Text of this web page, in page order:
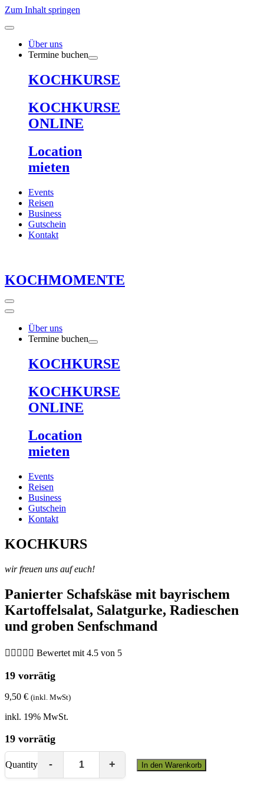
Zum Inhalt springen
Über uns
Termine buchen
KOCHKURSE
KOCHKURSE
ONLINE
Location
mieten
Events
Reisen
Business
Gutschein
Kontakt
KOCHMOMENTE
Über uns
Termine buchen
KOCHKURSE
KOCHKURSE
ONLINE
Location
mieten
Events
Reisen
Business
Gutschein
Kontakt
KOCHKURS
wir freuen uns auf euch!
Panierter Schafskäse mit bayrischem
Kartoffelsalat, Salatgurke, Radieschen
und groben Senfschmand
     Bewertet mit 4.5 von 5
19 vorrätig
9,50 € (inkl. MwSt)
inkl. 19% MwSt.
19 vorrätig
Quantity In den Warenkorb